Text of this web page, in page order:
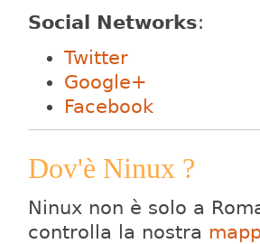
Social Networks:
Twitter
Google+
Facebook
Dov'è Ninux ?
Ninux non è solo a
controlla la nostra